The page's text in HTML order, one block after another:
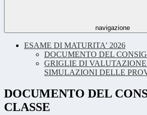
navigazione
ESAME DI MATURITA' 2026
DOCUMENTO DEL
GRIGLIE DI VALUTAZIONE
SIMULAZIONI DELLE
DOCUMENTO DEL
CLASSE